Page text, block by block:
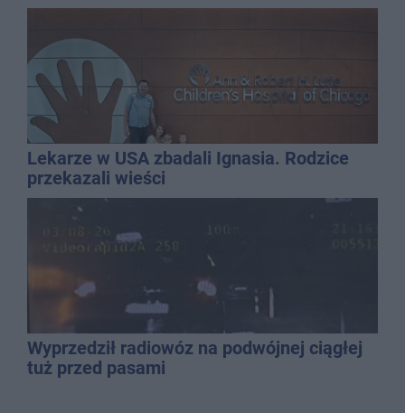
Lekarze w USA zbadali Ignasia. Rodzice
przekazali wieści
Wyprzedził radiowóz na podwójnej ciągłej
tuż przed pasami